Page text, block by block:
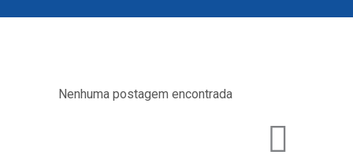
Nenhuma postagem encontrada